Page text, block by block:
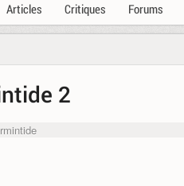
Articles Critiques Forums
2